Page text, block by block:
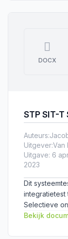
DOCX
STP SIT-
Auteurs:
Uitgever:Van
Uitgave: 6
2023
Dit
integratietest
Selectieve
Bekijk